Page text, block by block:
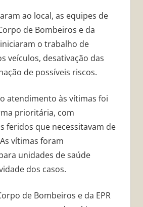
ao local, as equipes de
de Bombeiros e da
o trabalho de
veículos, desativação das
de possíveis riscos.
atendimento às vítimas foi
prioritária, com
feridos que necessitavam de
vítimas foram
unidades de saúde
dos casos.
de Bombeiros e da EPR